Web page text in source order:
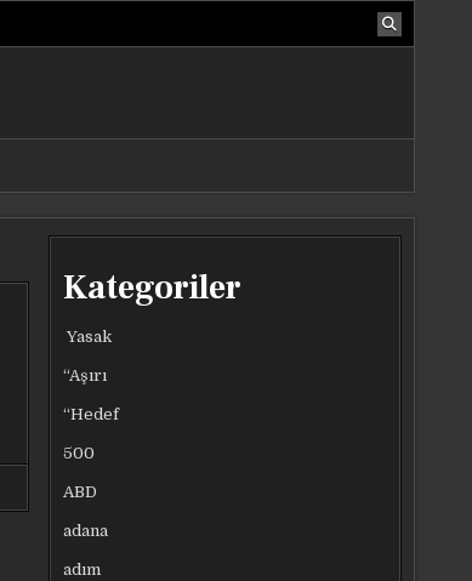
Kategoriler
Yasak
“Aşırı
“Hedef
500
ABD
adana
adım